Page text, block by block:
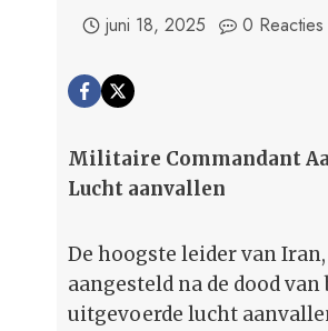
juni 18, 2025 0 Reacties
Militaire Commandant
Lucht aanvallen
De hoogste leider van
aangesteld na de dood
uitgevoerde lucht